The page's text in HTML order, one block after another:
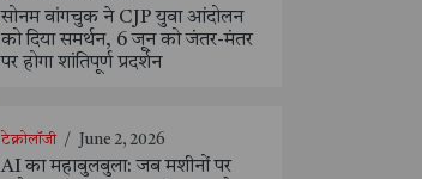
सोनम वांगचुक ने CJP युवा आंदोलन
को दिया समर्थन, 6 जून को जंतर-मंतर
पर होगा शांतिपूर्ण प्रदर्शन
टेक्नोलॉजी / June 2, 2026
AI का महाबुलबुला: जब मशीनों पर